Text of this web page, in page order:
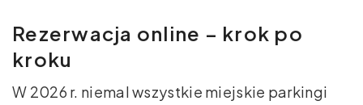
Rezerwacja online – krok po
kroku
W 2026 r. niemal wszystkie miejskie parkingi